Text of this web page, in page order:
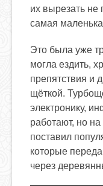
их вырезать не
самая
Это была уже
могла ездить,
препятствия и
щёткой.
электронику,
работают, но
поставил
которые
через